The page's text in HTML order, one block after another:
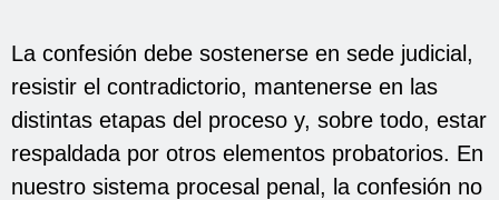
La confesión debe sostenerse en sede judicial,
resistir el contradictorio, mantenerse en las
distintas etapas del proceso y, sobre todo, estar
respaldada por otros elementos probatorios. En
nuestro sistema procesal penal, la confesión no